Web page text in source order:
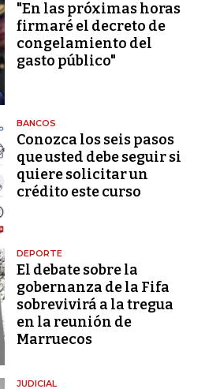
"En las próximas horas
firmaré el decreto de
congelamiento del
gasto público"
BANCOS
Conozca los seis pasos
que usted debe seguir si
quiere solicitar un
crédito este curso
DEPORTE
El debate sobre la
gobernanza de la Fifa
sobrevivirá a la tregua
en la reunión de
Marruecos
JUDICIAL